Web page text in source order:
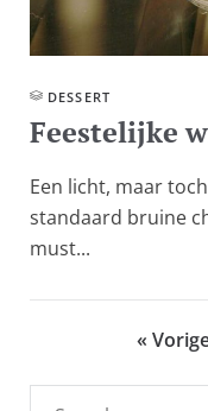
DESSERT
Feestelijke
Een licht, maar
standaard bruine
must...
«